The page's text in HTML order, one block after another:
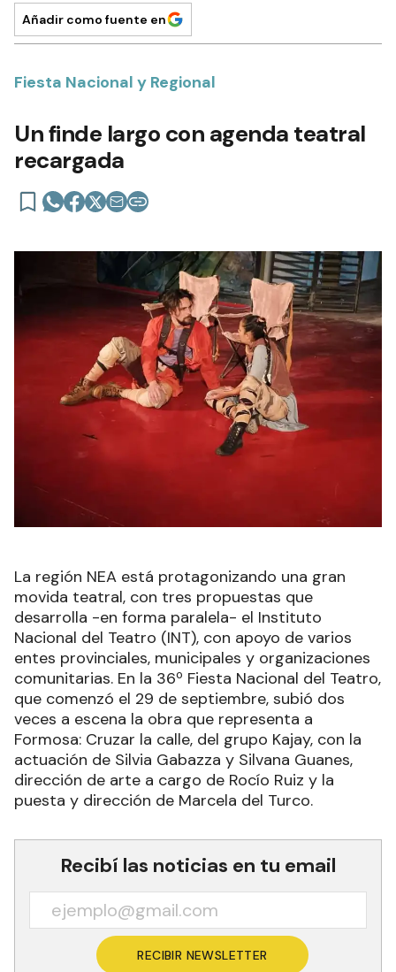
Añadir como fuente en
Fiesta Nacional y Regional
Un finde largo con agenda teatral
recargada
La región NEA está protagonizando una gran
movida teatral, con tres propuestas que
desarrolla -en forma paralela- el Instituto
Nacional del Teatro (INT), con apoyo de varios
entes provinciales, municipales y organizaciones
comunitarias. En la 36º Fiesta Nacional del Teatro,
que comenzó el 29 de septiembre, subió dos
veces a escena la obra que representa a
Formosa: Cruzar la calle, del grupo Kajay, con la
actuación de Silvia Gabazza y Silvana Guanes,
dirección de arte a cargo de Rocío Ruiz y la
puesta y dirección de Marcela del Turco.
Recibí las noticias en tu email
RECIBIR NEWSLETTER